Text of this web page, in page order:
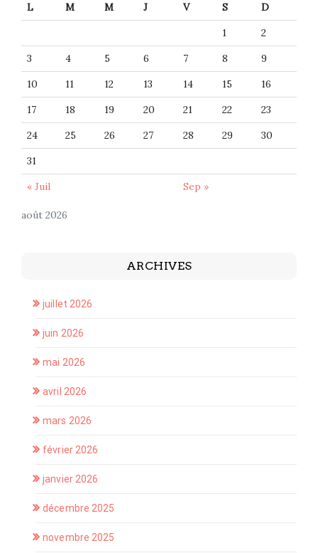
août 2026
L M M J V S
D
1
2
3
4 5 6 7 8
9
10
11 12 13 14 15
16
17
18 19 20 21 22
23
24
25 26 27 28 29
30
31
« Juil
Sep »
ARCHIVES
juillet 2026
juin 2026
mai 2026
avril 2026
mars 2026
février 2026
janvier 2026
décembre 2025
novembre 2025